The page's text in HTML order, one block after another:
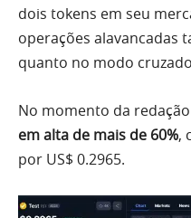
dois tokens em seu
operações alavancadas
quanto no modo
No momento da
em alta de mais de 60%,
por US$ 0.2965.